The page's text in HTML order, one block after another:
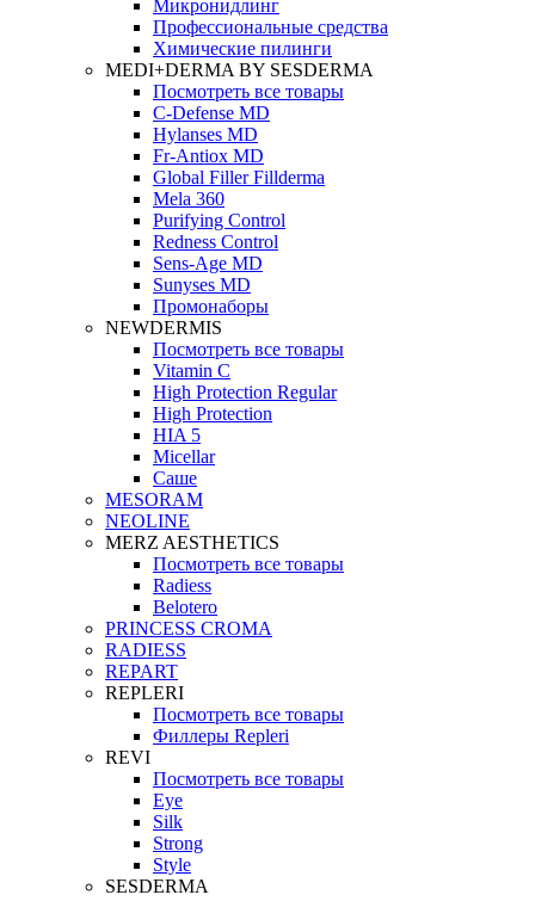
Микронидлинг
Профессиональные средства
Химические пилинги
MEDI+DERMA BY SESDERMA
Посмотреть все товары
C-Defense MD
Hylanses MD
Fr‑Antiox MD
Global Filler Fillderma
Mela 360
Purifying Control
Redness Control
Sens-Age MD
Sunyses MD
Промонаборы
NEWDERMIS
Посмотреть все товары
Vitamin C
High Protection Regular
High Protection
HIA 5
Micellar
Саше
MESORAM
NEOLINE
MERZ AESTHETICS
Посмотреть все товары
Radiess
Belotero
PRINCESS CROMA
RADIESS
REPART
REPLERI
Посмотреть все товары
Филлеры Repleri
REVI
Посмотреть все товары
Eye
Silk
Strong
Style
SESDERMA